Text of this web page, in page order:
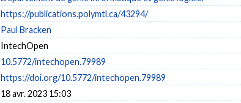
https://publications.polymtl.ca/43294/
Paul Bracken
IntechOpen
10.5772/intechopen.79989
https://doi.org/10.5772/intechopen.79989
18 avr. 2023 15:03